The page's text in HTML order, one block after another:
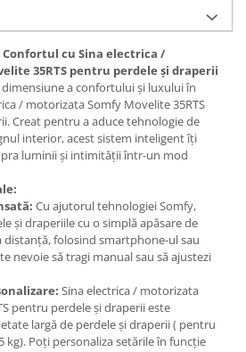
Confortul cu Sina electrica /
35RTS pentru perdele și draperii
a confortului și luxului în
/ motorizata Somfy Movelite 35RTS
Creat pentru a aduce tehnologie de
interior, acest sistem inteligent îți
luminii și intimității într-un mod
Cu ajutorul tehnologiei Somfy,
și draperiile cu o simplă apăsare de
distanță, folosind smartphone-ul sau
nevoie să tragi manual sau să ajustezi
Sina electrica / motorizata
pentru perdele și draperii este
largă de perdele și draperii ( pentru
kg). Poți personaliza setările în funcție